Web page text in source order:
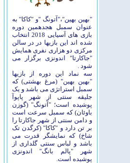
"بهین بهین"،"آتونگ "و "کاکا" به
عنوان سمبل هجدهمین دوره
بازی های آسیایی 2018 انتخاب
شده اند این بازیها در در سالن
مرکزی دو هزاری نفری همایش
"جاکارتا" اندونزی برگزار می
شود .
سه نماد این دوره از بازیها
"بهین بهین" (مرغ بهشتی) که
سمبل استراتژی می باشد و یک
جلیقه سنتی از شهر پاپوآ
پوشیده است؛ "آتونگ" (گوزن
باوئان) که سمبل سرعت است
و دامن سنتی از شهر جاکارتا را
بر تن دارد و "کاکا" (کرگدن تک
شاخ) که نمایشگر قدرت می
باشد و لباس سنتی گلداری از
شهر "پالم بانگ" اندونزی
پوشیده است.